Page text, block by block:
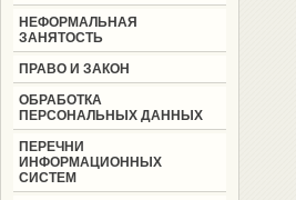
НЕФОРМАЛЬНАЯ
ЗАНЯТОСТЬ
ПРАВО И ЗАКОН
ОБРАБОТКА
ПЕРСОНАЛЬНЫХ ДАННЫХ
ПЕРЕЧНИ
ИНФОРМАЦИОННЫХ
СИСТЕМ